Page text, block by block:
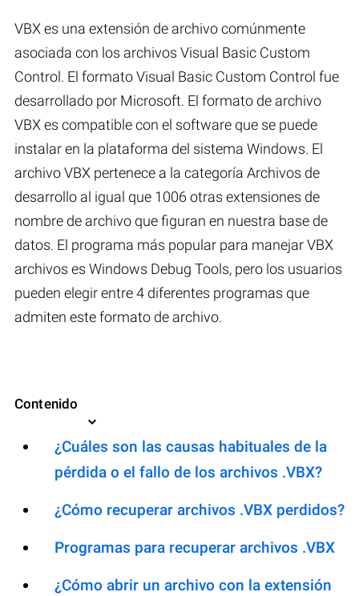
VBX es una extensión de archivo comúnmente
asociada con los archivos Visual Basic Custom
Control. El formato Visual Basic Custom Control fue
desarrollado por Microsoft. El formato de archivo
VBX es compatible con el software que se puede
instalar en la plataforma del sistema Windows. El
archivo VBX pertenece a la categoría Archivos de
desarrollo al igual que 1006 otras extensiones de
nombre de archivo que figuran en nuestra base de
datos. El programa más popular para manejar VBX
archivos es Windows Debug Tools, pero los usuarios
pueden elegir entre 4 diferentes programas que
admiten este formato de archivo.
Contenido
¿Cuáles son las causas habituales de la
pérdida o el fallo de los archivos .VBX?
¿Cómo recuperar archivos .VBX perdidos?
Programas para recuperar archivos .VBX
¿Cómo abrir un archivo con la extensión